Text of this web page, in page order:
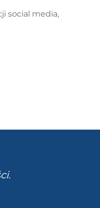
social media,